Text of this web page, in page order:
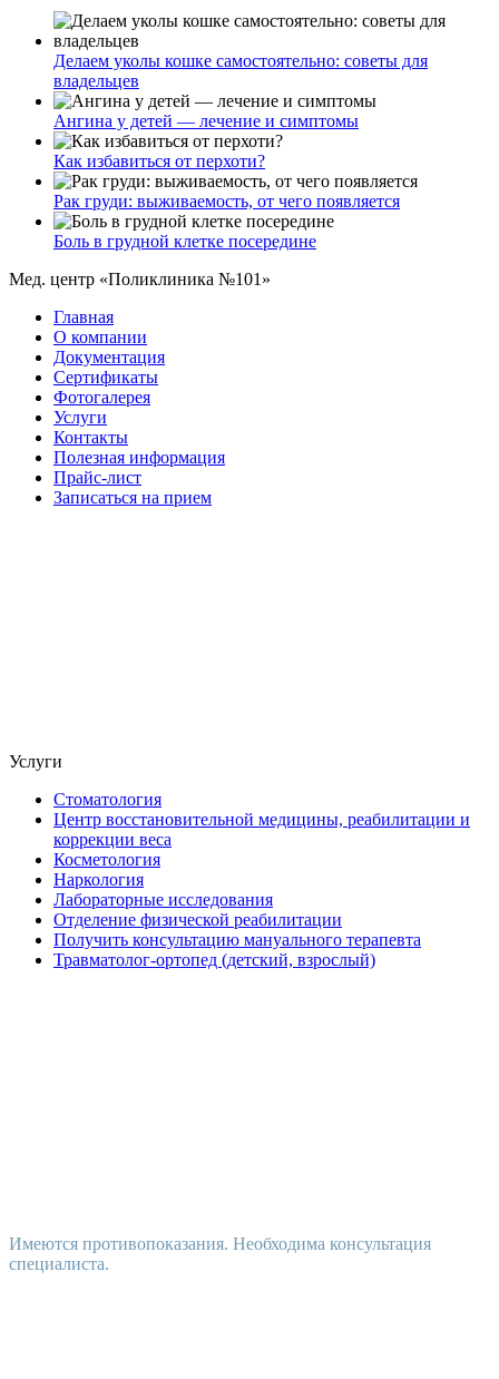
Делаем уколы кошке самостоятельно: советы для
владельцев
Ангина у детей — лечение и симптомы
Как избавиться от перхоти?
Рак груди: выживаемость, от чего появляется
Боль в грудной клетке посередине
Мед. центр «Поликлиника №101»
Главная
О компании
Документация
Сертификаты
Фотогалерея
Услуги
Контакты
Полезная информация
Прайс-лист
Записаться на прием
Услуги
Стоматология
Центр восстановительной медицины, реабилитации и
коррекции веса
Косметология
Наркология
Лабораторные исследования
Отделение физической реабилитации
Получить консультацию мануального терапевта
Травматолог-ортопед (детский, взрослый)
Имеются противопоказания. Необходима консультация
специалиста.